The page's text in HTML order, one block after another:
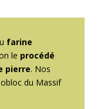
farine
le procédé
pierre. Nos
du Massif